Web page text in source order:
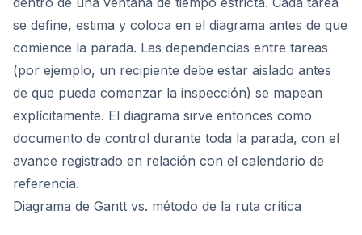
se define, estima y coloca en el diagrama antes de que
comience la parada. Las dependencias entre tareas
(por ejemplo, un recipiente debe estar aislado antes
de que pueda comenzar la inspección) se mapean
explícitamente. El diagrama sirve entonces como
documento de control durante toda la parada, con el
avance registrado en relación con el calendario de
referencia.
Diagrama de Gantt vs. método de la ruta crítica